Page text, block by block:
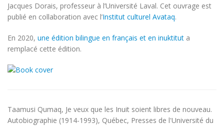
Jacques Dorais, professeur à l’Université Laval. Cet ouvrage est
publié en collaboration avec l’Institut culturel Avataq.
En 2020, une édition bilingue en français et en inuktitut a
remplacé cette édition.
Taamusi Qumaq, Je veux que les Inuit soient libres de nouveau.
Autobiographie (1914-1993), Québec, Presses de l'Université du